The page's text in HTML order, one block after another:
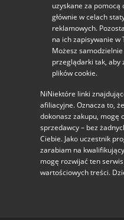
uzyskane za pomocą
głównie w celach
reklamowych.
na ich zapisywanie
Możesz
przeglądarki tak, aby
plików cookie.
NiNiektóre linki
afiliacyjne. Oznacza to,
dokonasz zakupu, mogę
sprzedawcy – bez
Ciebie. Jako uczestnik
zarabiam na
mogę rozwijać ten
wartościowych treści.